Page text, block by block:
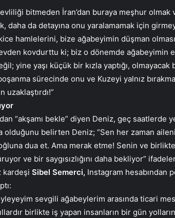
bitmeden İran’dan buraya meşhur
daha da detayına onu yaralamamak için
hamlelerini, bize ağabeyimin düşman
kovdurttu ki; biz o dönemde ağabeyimin
yine yaşı küçük bir kızla yaptığı,
sürecinde onu ve Kuzeyi yalnız
uzaklaştırdı!”
“akşamı bekle” diyen Deniz, geç saatlerde
belirten Deniz; “Sen her zaman
dua et. Ama merak etme! Senin ve
ve bir saygısızlığını daha bekliyor”
kardeşi Sibel Semerci, Instagram hesabından
sevgili ağabeylerim arasında ticari
birlikte iş yapan insanların bir gün